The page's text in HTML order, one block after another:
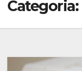
Categoria: